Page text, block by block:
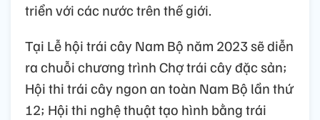
triển với các nước trên thế giới.
Tại Lễ hội trái cây Nam Bộ năm 2023 sẽ diễn
ra chuỗi chương trình Chợ trái cây đặc sản;
Hội thi trái cây ngon an toàn Nam Bộ lần thứ
12; Hội thi nghệ thuật tạo hình bằng trái